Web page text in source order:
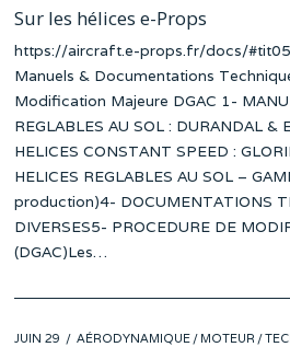
ON
Sur les hélices e-Props
https://aircraft.e-props.fr/docs/#tit05
Manuels & Documentations
Modification Majeure DGAC 1-
REGLABLES AU SOL : DURANDAL &
HELICES CONSTANT SPEED :
HELICES REGLABLES AU SOL –
production)4- DOCUMENTATIONS
DIVERSES5- PROCEDURE DE
(DGAC)Les…
POSTED
JUIN 29 JUINAÉRODYNAMIQUE / MOTEUR /